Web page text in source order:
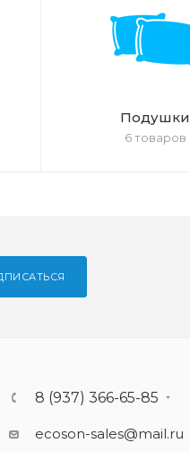
Подушки
6 товаров
8 (937) 366-65-85
ecoson-sales@mail.ru